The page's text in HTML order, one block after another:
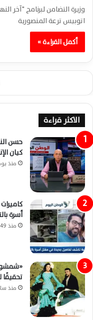
وزيرة التضامن لبرنامج "آخر
اتوبيس ترعة المنصورية
أكمل القراءة »
الاكثر قراءة
حسن
كيان
منذ
أسرة
منذ 49 دقيقة
تحقيقًا
منذ